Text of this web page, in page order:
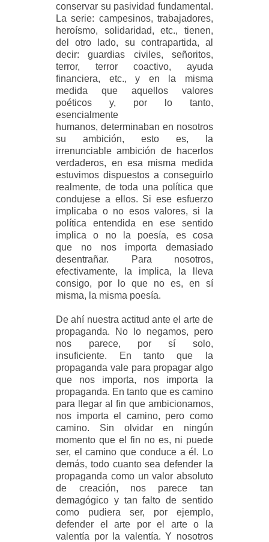
conservar su pasividad fundamental.
La serie: campesinos, trabajadores,
heroísmo, solidaridad, etc., tienen,
del otro lado, su contrapartida, al
decir: guardias civiles, señoritos,
terror, terror coactivo, ayuda
financiera, etc., y en la misma
medida que aquellos valores
poéticos y, por lo tanto,
esencialmente
humanos, determinaban en nosotros
su ambición, esto es, la
irrenunciable ambición de hacerlos
verdaderos, en esa misma medida
estuvimos dispuestos a conseguirlo
realmente, de toda una política que
condujese a ellos. Si ese esfuerzo
implicaba o no esos valores, si la
política entendida en ese sentido
implica o no la poesía, es cosa
que no nos importa demasiado
desentrañar. Para nosotros,
efectivamente, la implica, la lleva
consigo, por lo que no es, en sí
misma, la misma poesía.
De ahí nuestra actitud ante el arte de
propaganda. No lo negamos, pero
nos parece, por sí solo,
insuficiente. En tanto que la
propaganda vale para propagar algo
que nos importa, nos importa la
propaganda. En tanto que es camino
para llegar al fin que ambicionamos,
nos importa el camino, pero como
camino. Sin olvidar en ningún
momento que el fin no es, ni puede
ser, el camino que conduce a él. Lo
demás, todo cuanto sea defender la
propaganda como un valor absoluto
de creación, nos parece tan
demagógico y tan falto de sentido
como pudiera ser, por ejemplo,
defender el arte por el arte o la
valentía por la valentía. Y nosotros